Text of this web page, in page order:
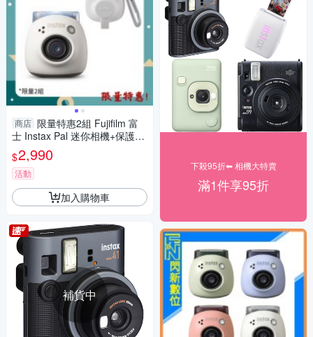
商店 限量特惠2組 Fujifilm 富
士 Instax Pal 迷你相機+保護套
白 (公司貨)
$2,990
活動
加入購物車
補貨中
下殺95折⬅︎ 相機大特賣
滿1件享95折